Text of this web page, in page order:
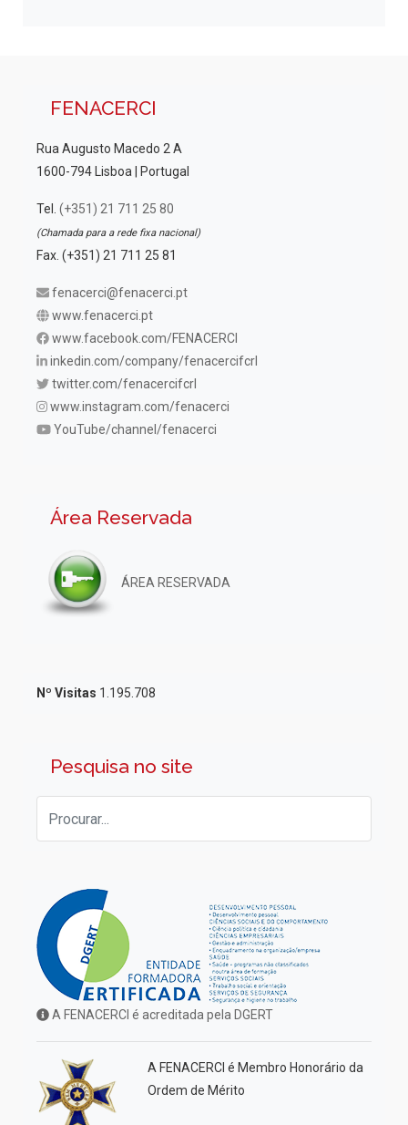
FENACERCI
Rua Augusto Macedo 2 A
1600-794 Lisboa | Portugal
Tel. (+351) 21 711 25 80
(Chamada para a rede fixa nacional)
Fax. (+351) 21 711 25 81
fenacerci@fenacerci.pt
www.fenacerci.pt
www.facebook.com/FENACERCI
inkedin.com/company/fenacercifcrl
twitter.com/fenacercifcrl
www.instagram.com/fenacerci
YouTube/channel/fenacerci
Área Reservada
ÁREA RESERVADA
Nº Visitas 1.195.708
Pesquisa no site
A FENACERCI é acreditada pela DGERT
A FENACERCI é Membro Honorário da
Ordem de Mérito